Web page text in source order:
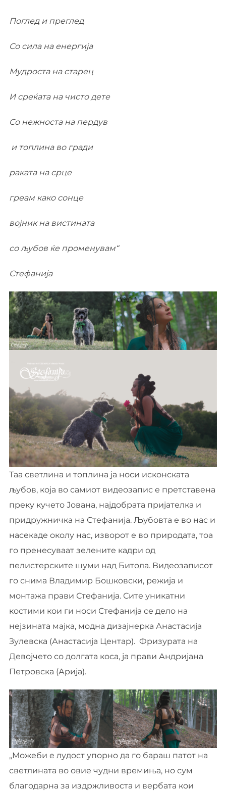
Поглед и преглед
Со сила на енергија
Мудроста на старец
И среќата на чисто дете
Со нежноста на пердув
и топлина во гради
раката на срце
греам како сонце
војник на вистината
со љубов ќе променувам“
Стефанија
Таа светлина и топлина ја носи исконската
љубов, која во самиот видеозапис е претставена
преку кучето Јована, најдобрата пријателка и
придружничка на Стефанија. Љубовта е во нас и
насекаде околу нас, изворот е во природата, тоа
го пренесуваат зелените кадри од
пелистерските шуми над Битола. Видеозаписот
го снима Владимир Бошковски, режија и
монтажа прави Стефанија. Сите уникатни
костими кои ги носи Стефанија се дело на
нејзината мајка, модна дизајнерка Анастасија
Зулевска (Анастасија Центар). Фризурата на
Девојчето со долгата коса, ја прави Андријана
Петровска (Арија).
„Можеби е лудост упорно да го бараш патот на
светлината во овие чудни времиња, но сум
благодарна за издржливоста и вербата кои